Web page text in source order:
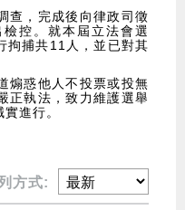
查，完成後向律政司徵
控。就本屆立法會選
拘捕共11人，並已對其
煽惑他人不投票或投無
正執法，致力維護選舉
進行。
方式: